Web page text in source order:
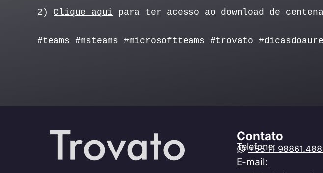
2) Clique aqui para ter acesso ao download de
#teams #msteams #microsoftteams #trovato
Contato
Telefone:
+55 11
E-mail: